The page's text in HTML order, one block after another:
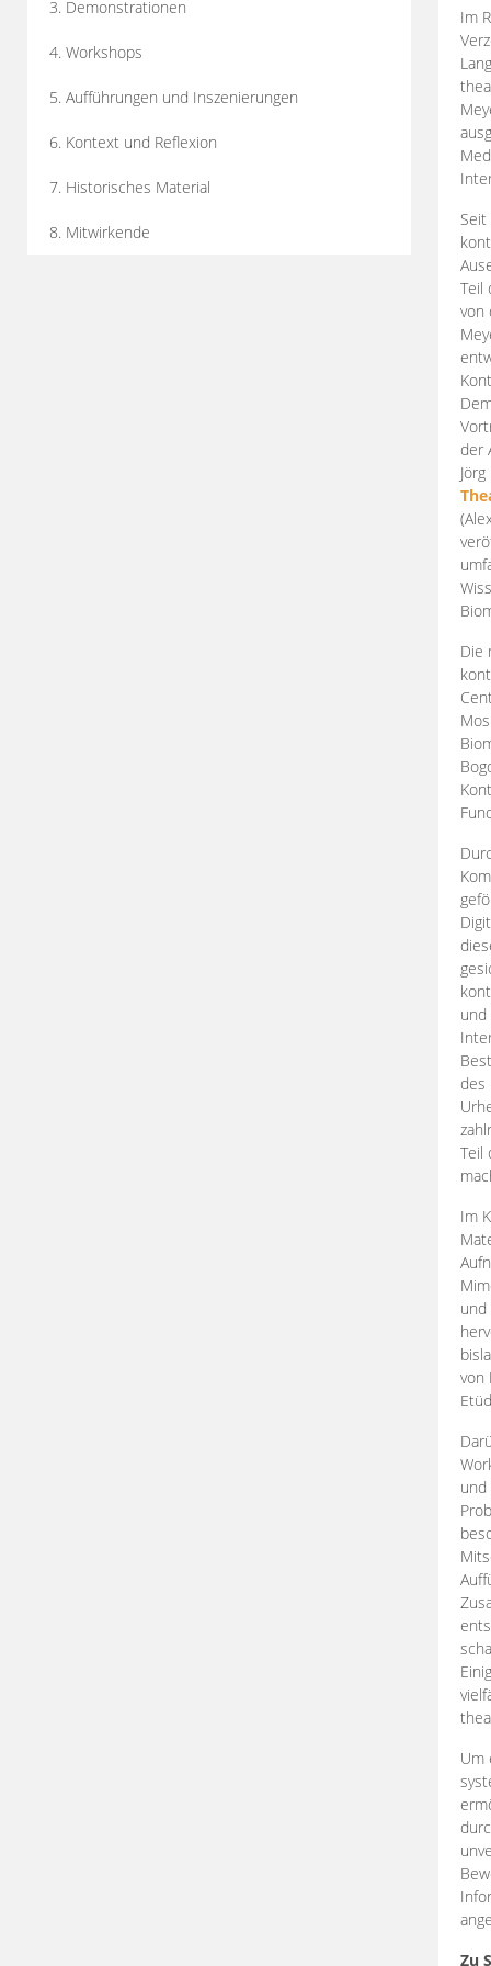
3. Demonstrationen
4. Workshops
5. Aufführungen und Inszenierungen
6. Kontext und Reflexion
7. Historisches Material
8. Mitwirkende
Im
Teil
von
der
Die
des
Teil
Im
und
von
und
Um
Zu